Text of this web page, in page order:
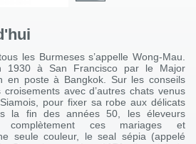
les Burmeses s’appelle Wong-Mau.
1930 à San Francisco par le Major
en poste à Bangkok. Sur les conseils
avec d’autres chats venus
pour fixer sa robe aux délicats
la fin des années 50, les éleveurs
complètement ces mariages et
seule couleur, le seal sépia (appelé